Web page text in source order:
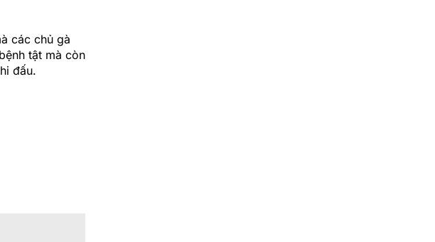
các chủ gà
tật mà còn
đấu.